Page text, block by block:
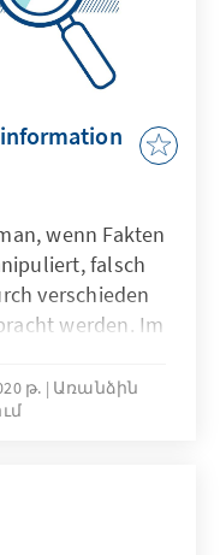
wenn Fakten
falsch
verschieden
werden. Im
falsch
der Begriff so
und
թ.
Առանձին